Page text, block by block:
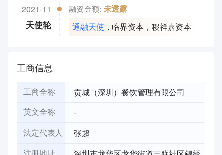
2021-11
天使轮
融资金额: 未透露
通融天使 ， 临界资本 ，稷祥嘉资本
工商信息
工商全称 贡城（深圳）餐饮管理有限公司
英文全称 -
法定代表人 张超
注册地址